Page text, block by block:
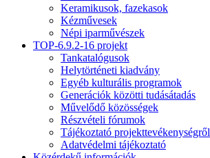
Keramikusok, fazekasok
Kézművesek
Népi iparművészek
TOP-6.9.2-16 projekt
Tankatalógusok
Helytörténeti kiadvány
Egyéb kulturális programok
Generációk közötti tudásátadás
Művelődő közösségek
Részvételi fórumok
Tájékoztató projekttevékenységről
Adatvédelmi tájékoztató